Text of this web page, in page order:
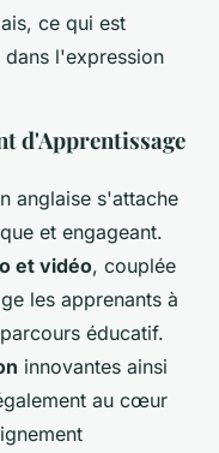
ce qui est
l'expression
d'Apprentissage
anglaise s'attache
et engageant.
et vidéo, couplée
les apprenants à
éducatif.
innovantes ainsi
au cœur